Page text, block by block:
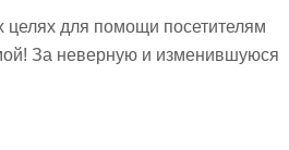
для помощи посетителям
За неверную и изменившуюся